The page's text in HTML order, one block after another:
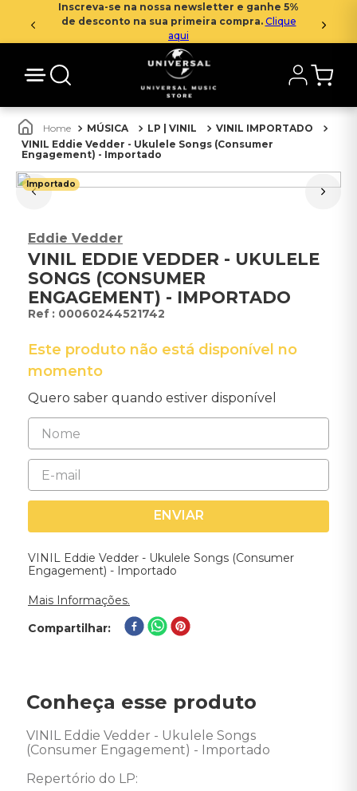
Inscreva-se na nossa newsletter e ganhe 5%
de desconto na sua primeira compra. Clique
aqui
MÚSICA LP | VINIL
VINIL IMPORTADO
VINIL Eddie Vedder - Ukulele Songs (Consumer
Engagement) - Importado
Importado
Eddie Vedder
VINIL EDDIE VEDDER - UKULELE
SONGS (CONSUMER
ENGAGEMENT) - IMPORTADO
: 00060244521742
Este produto não está disponível no
momento
Quero saber quando estiver disponível
ENVIAR
VINIL Eddie Vedder - Ukulele Songs (Consumer
Engagement) - Importado
Mais Informações.
Compartilhar
Conheça esse produto
VINIL Eddie Vedder - Ukulele Songs
(Consumer Engagement) - Importado
Repertório do LP: